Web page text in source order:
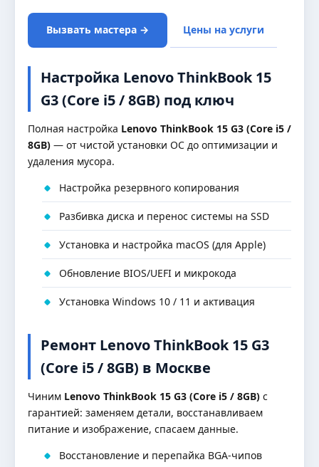
Вызвать мастера → Цены на услуги
Настройка Lenovo ThinkBook 15
G3 (Core i5 / 8GB) под ключ
Полная настройка Lenovo ThinkBook 15 G3 (Core i5 /
8GB) — от чистой установки ОС до оптимизации и
удаления мусора.
Настройка резервного копирования
Разбивка диска и перенос системы на SSD
Установка и настройка macOS (для Apple)
Обновление BIOS/UEFI и микрокода
Установка Windows 10 / 11 и активация
Ремонт Lenovo ThinkBook 15 G3
(Core i5 / 8GB) в Москве
Чиним Lenovo ThinkBook 15 G3 (Core i5 / 8GB) с
гарантией: заменяем детали, восстанавливаем
питание и изображение, спасаем данные.
Восстановление и перепайка BGA-чипов